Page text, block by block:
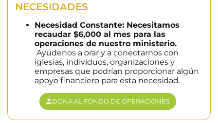
NECESIDADES
Necesidad Constante: Necesitamos
recaudar $6,000 al mes para las
operaciones de nuestro ministerio.
Ayúdenos a orar y a conectarnos con
iglesias, individuos, organizaciones y
empresas que podrían proporcionar algún
apoyo financiero para esta necesidad.
DONA AL FONDO DE OPERACIONES